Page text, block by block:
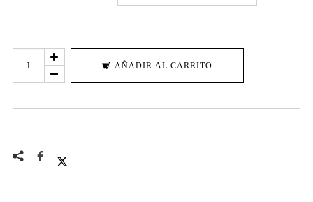
SUDADERA
cantidad
AÑADIR AL CARRITO